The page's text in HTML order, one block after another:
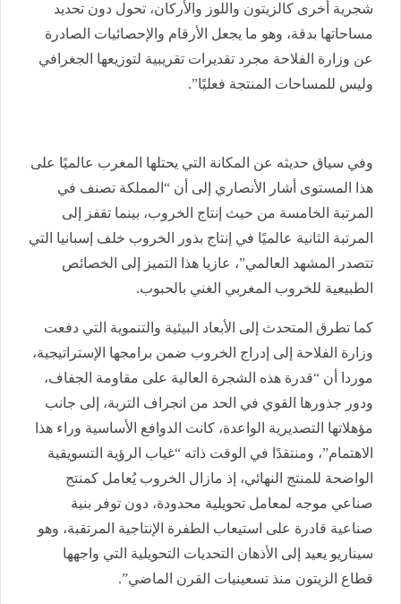
شجرية أخرى كالزيتون واللوز والأركان، تحول دون تحديد
مساحاتها بدقة، وهو ما يجعل الأرقام والإحصائيات الصادرة
عن وزارة الفلاحة مجرد تقديرات تقريبية لتوزيعها الجغرافي
وليس للمساحات المنتجة فعليًا”.
وفي سياق حديثه عن المكانة التي يحتلها المغرب عالميًا على
هذا المستوى أشار الأنصاري إلى أن “المملكة تصنف في
المرتبة الخامسة من حيث إنتاج الخروب، بينما تقفز إلى
المرتبة الثانية عالميًا في إنتاج بذور الخروب خلف إسبانيا التي
تتصدر المشهد العالمي”، عازيا هذا التميز إلى الخصائص
الطبيعية للخروب المغربي الغني بالحبوب.
كما تطرق المتحدث إلى الأبعاد البيئية والتنموية التي دفعت
وزارة الفلاحة إلى إدراج الخروب ضمن برامجها الإستراتيجية،
موردا أن “قدرة هذه الشجرة العالية على مقاومة الجفاف،
ودور جذورها القوي في الحد من انجراف التربة، إلى جانب
مؤهلاتها التصديرية الواعدة، كانت الدوافع الأساسية وراء هذا
الاهتمام”، ومنتقدًا في الوقت ذاته “غياب الرؤية التسويقية
الواضحة للمنتج النهائي، إذ مازال الخروب يُعامل كمنتج
صناعي موجه لمعامل تحويلية محدودة، دون توفر بنية
صناعية قادرة على استيعاب الطفرة الإنتاجية المرتقبة، وهو
سيناريو يعيد إلى الأذهان التحديات التحويلية التي واجهها
قطاع الزيتون منذ تسعينيات القرن الماضي”.